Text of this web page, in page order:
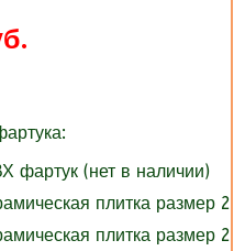
фартук (нет в наличии)
плитка размер
плитка размер